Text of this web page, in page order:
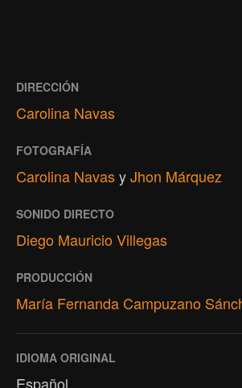
DIRECCIÓN
Carolina Navas
FOTOGRAFÍA
Carolina NavasyJhon Márquez
SONIDO DIRECTO
Diego Mauricio Villegas
PRODUCCIÓN
María Fernanda Campuzano
IDIOMA ORIGINAL
Español